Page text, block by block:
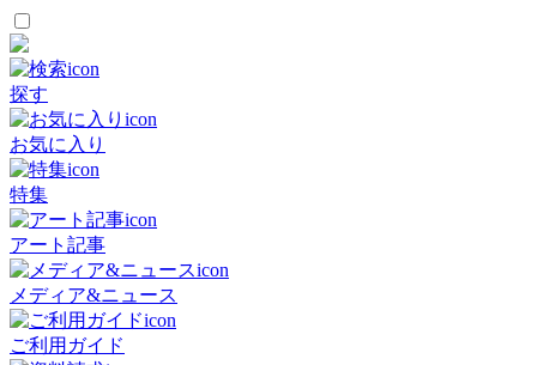
探す
お気に入り
特集
アート記事
メディア&ニュース
ご利用ガイド